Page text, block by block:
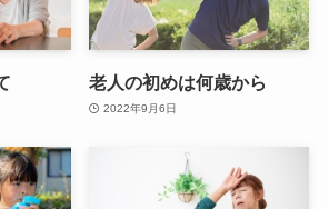
老人の初めは何歳から
2022年9月6日